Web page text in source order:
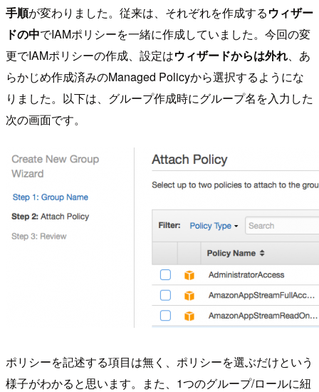
手順が変わりました。従来は、それぞれを作成するウィザー
ドの中でIAMポリシーを一緒に作成していました。今回の変
更でIAMポリシーの作成、設定はウィザードからは外れ、あ
らかじめ作成済みのManaged Policyから選択するようにな
りました。以下は、グループ作成時にグループ名を入力した
次の画面です。
ポリシーを記述する項目は無く、ポリシーを選ぶだけという
様子がわかると思います。また、1つのグループ/ロールに紐